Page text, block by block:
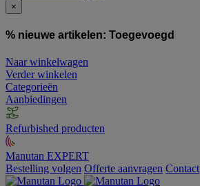
×
% nieuwe artikelen: Toegevoegd
Naar winkelwagen
Verder winkelen
Categorieën
Aanbiedingen
Refurbished producten
Manutan EXPERT
Bestelling volgen Offerte aanvragen Contact